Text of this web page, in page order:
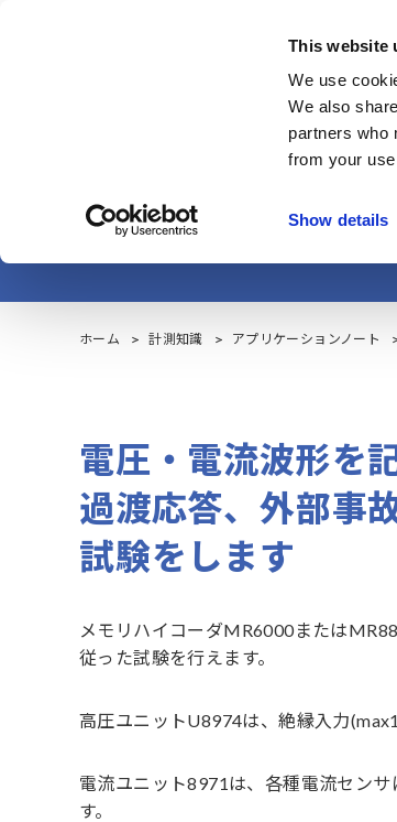
This website
We use
We also
partners who
from your
Show details
製品・サー
パワーコ
ホーム 計測知識 アプリケーションノート
電圧・電流波形を
過渡応答、外部事
試験をします
メモリハイコーダMR6000または
従った試験を行えます。
高圧ユニットU8974は、絶縁入力
電流ユニット8971は、各種電流セン
す。